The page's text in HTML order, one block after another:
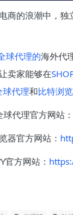
商的浪潮中，独
球代理的海外代
卖家能够在
球代理和比特浏
球代理官方网站：
器官方网站：
官方网站：